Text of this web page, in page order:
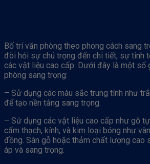
Bố trí văn phòng theo phong cách sang
đòi hỏi sự chú trọng đến chi tiết, sự tinh
các vật liệu cao cấp. Dưới đây là một số
phòng sang trọng:
– Sử dụng các màu sắc trung tính như
để tạo nền tảng sang trọng.
– Sử dụng các vật liệu cao cấp như gỗ
cẩm thạch, kính, và kim loại bóng như
đồng. Sàn gỗ hoặc thảm chất lượng cao
áp và sang trọng.